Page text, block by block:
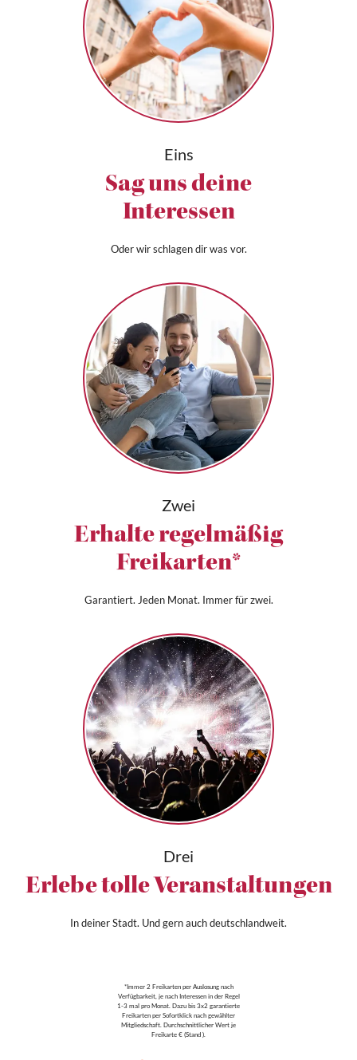
Eins
Sag uns deine
Interessen
Oder wir schlagen dir was vor.
Zwei
Erhalte regelmäßig
Freikarten*
Garantiert. Jeden Monat. Immer für zwei.
Drei
Erlebe tolle Veranstaltungen
In deiner Stadt. Und gern auch deutschlandweit.
*Immer 2 Freikarten per Auslosung nach
Verfügbarkeit, je nach Interessen in der Regel
1-3 mal pro Monat. Dazu bis 3x2 garantierte
Freikarten per Sofortklick nach gewählter
Mitgliedschaft. Durchschnittlicher Wert je
Freikarte € (Stand ).